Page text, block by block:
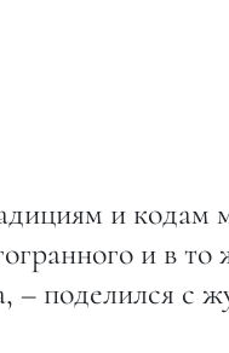
и кодам
и в
– поделился с